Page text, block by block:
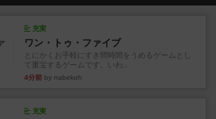
充実
ワン・トゥ・ファイブ
とにかくお手軽にすき間時間をうめるゲームとし
て重宝するゲームです。いわ...
4分前 by nabekoh
充実